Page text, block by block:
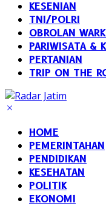
KESENIAN
TNI/POLRI
OBROLAN
PARIWISATA &
PERTANIAN
TRIP ON THE
HOME
PEMERINTAHAN
PENDIDIKAN
KESEHATAN
POLITIK
EKONOMI